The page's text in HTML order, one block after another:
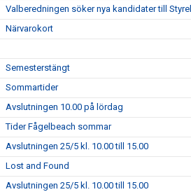
Valberedningen söker nya kandidater till
Närvarokort
Semesterstängt
Sommartider
Avslutningen 10.00 på lördag
Tider Fågelbeach sommar
Avslutningen 25/5 kl. 10.00 till 15.00
Lost and Found
Avslutningen 25/5 kl. 10.00 till 15.00